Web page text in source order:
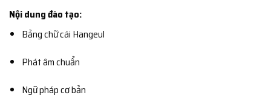
Nội dung đào tạo:
Bảng chữ cái Hangeul
Phát âm chuẩn
Ngữ pháp cơ bản